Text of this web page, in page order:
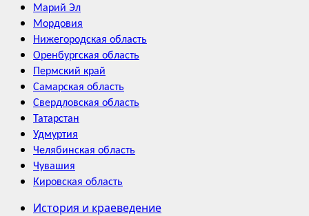
Марий Эл
Мордовия
Нижегородская область
Оренбургская область
Пермский край
Самарская область
Свердловская область
Татарстан
Удмуртия
Челябинская область
Чувашия
Кировская область
История и краеведение